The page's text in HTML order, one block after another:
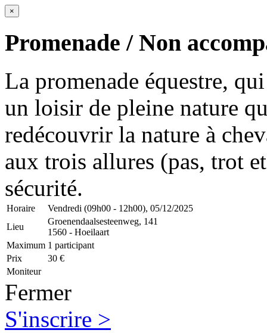
×
Promenade / Non
La promenade équestre,
un loisir de pleine nature
redécouvrir la nature à
aux trois allures (pas, trot
sécurité.
Horaire
Vendredi (09h00 - 12h00), 05/12/2025
Lieu
Groenendaalsesteenweg, 141
1560 - Hoeilaart
Maximum 1 participant
Prix
30 €
Moniteur
Fermer
S'inscrire >